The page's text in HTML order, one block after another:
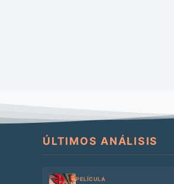
ÚLTIMOS ANÁLISIS
PELÍCULA